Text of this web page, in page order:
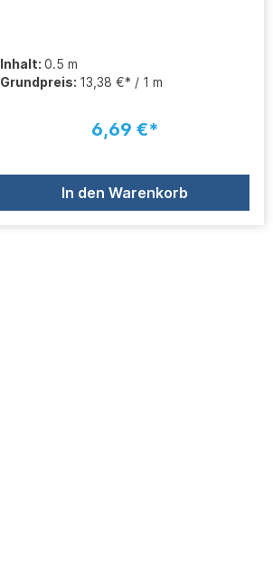
Inhalt:0.5 m
Grundpreis: 13,38 €* / 1 m
6,69 €*
In den Warenkorb